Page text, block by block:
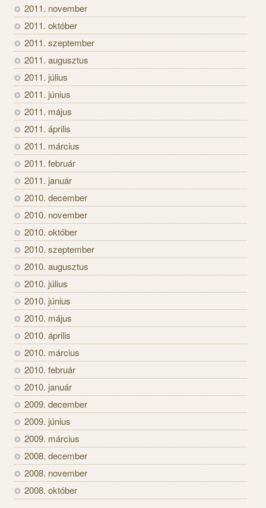
2011. november
2011. október
2011. szeptember
2011. augusztus
2011. július
2011. június
2011. május
2011. április
2011. március
2011. február
2011. január
2010. december
2010. november
2010. október
2010. szeptember
2010. augusztus
2010. július
2010. június
2010. május
2010. április
2010. március
2010. február
2010. január
2009. december
2009. június
2009. március
2008. december
2008. november
2008. október